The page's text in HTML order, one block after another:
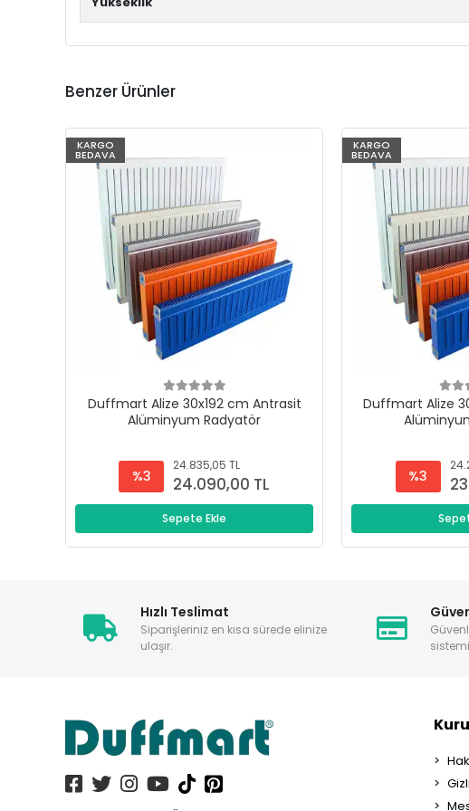
Benzer Ürünler
KARGO
BEDAVA
Duffmart Alize 30x192 cm Antrasit
Alüminyum Radyatör
%3
24.835,05 TL
24.090,00 TL
Sepete Ekle
KARGO
BEDAVA
Duffmart Alize
%3
Hızlı Teslimat
Siparişleriniz en kısa sürede elinize
ulaşır.
sistemi